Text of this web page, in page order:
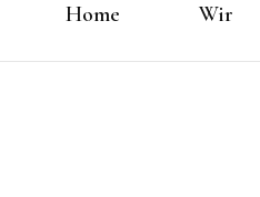
Home Wir